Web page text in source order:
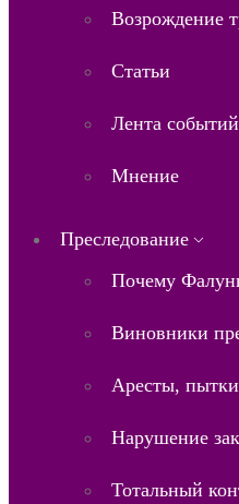
Возрождение
Статьи
Лента событий
Мнение
Преследование
Почему
Виновники
Аресты,
Нарушение
Тотальный